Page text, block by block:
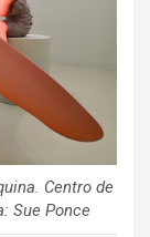
Centro de
Sue Ponce